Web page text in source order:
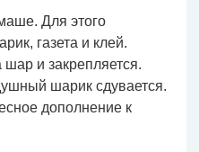
Для этого
газета и клей.
и закрепляется.
шарик сдувается.
дополнение к